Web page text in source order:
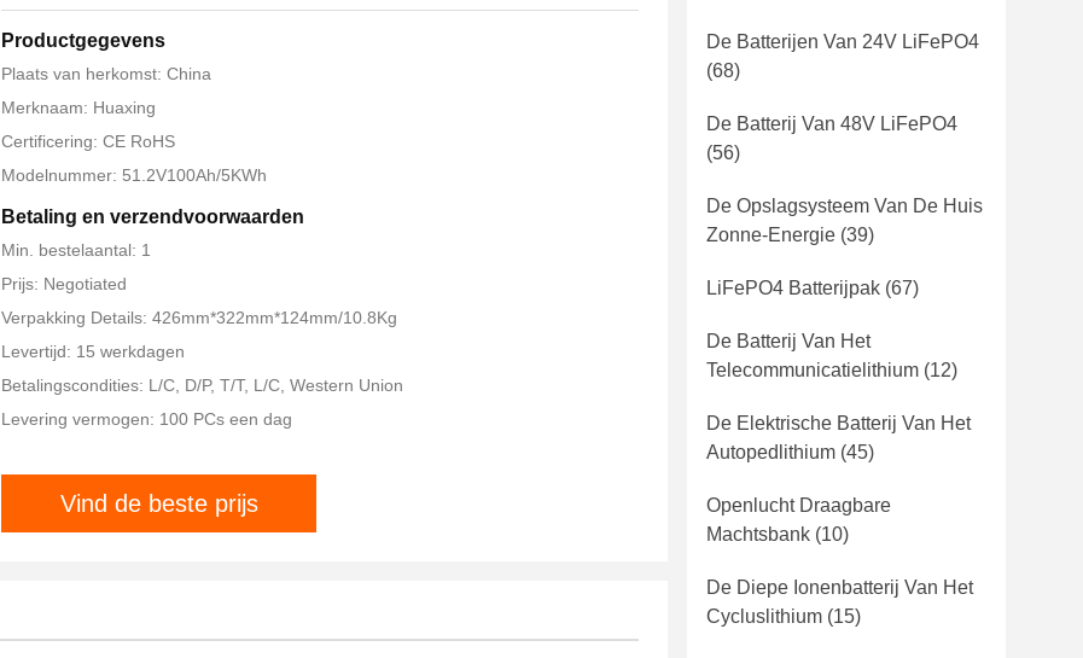
Productgegevens
Plaats van herkomst: China
Merknaam: Huaxing
Certificering: CE RoHS
Modelnummer: 51.2V100Ah/5KWh
Betaling en verzendvoorwaarden
Min. bestelaantal: 1
Prijs: Negotiated
Verpakking Details: 426mm*322mm*124mm/10.8Kg
Levertijd: 15 werkdagen
Betalingscondities: L/C, D/P, T/T, L/C, Western Union
Levering vermogen: 100 PCs een dag
Vind de beste prijs
De Batterijen Van 24V LiFePO4
(68)
De Batterij Van 48V LiFePO4
(56)
De Opslagsysteem Van De Huis
Zonne-Energie (39)
LiFePO4 Batterijpak (67)
De Batterij Van Het
Telecommunicatielithium (12)
De Elektrische Batterij Van Het
Autopedlithium (45)
Openlucht Draagbare
Machtsbank (10)
De Diepe Ionenbatterij Van Het
Cycluslithium (15)